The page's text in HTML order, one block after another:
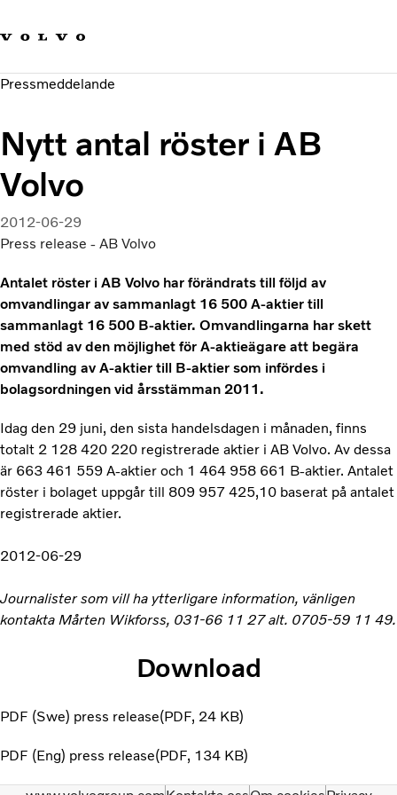
Hållbara transporter
Investerare
Pressmeddelande
Nytt antal röster i AB
Volvo
2012-06-29
Press release - AB Volvo
Antalet röster i AB Volvo har förändrats till följd av
omvandlingar av sammanlagt 16 500 A-aktier till
sammanlagt 16 500 B-aktier. Omvandlingarna har skett
med stöd av den möjlighet för A-aktieägare att begära
omvandling av A-aktier till B-aktier som infördes i
bolagsordningen vid årsstämman 2011.
Idag den 29 juni, den sista handelsdagen i månaden, finns
totalt 2 128 420 220 registrerade aktier i AB Volvo. Av dessa
är 663 461 559 A-aktier och 1 464 958 661 B-aktier. Antalet
röster i bolaget uppgår till 809 957 425,10 baserat på antalet
registrerade aktier.
2012-06-29
Journalister som vill ha ytterligare information, vänligen
kontakta Mårten Wikforss, 031-66 11 27 alt. 0705-59 11 49.
Download
PDF (Swe) press release PDF 24 KB
PDF (Eng) press release PDF 134 KB